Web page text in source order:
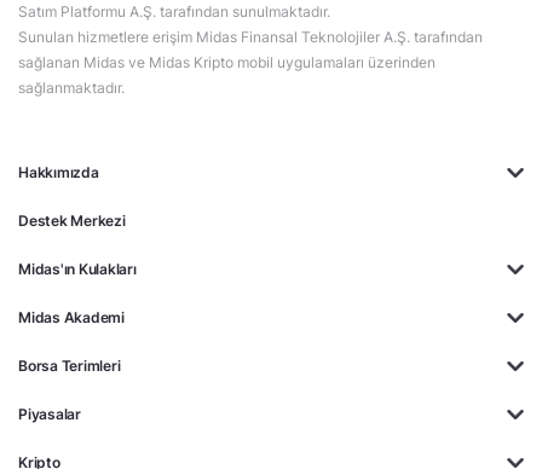
Hakkımızda
Destek Merkezi
Midas'ın Kulakları
Midas Akademi
Borsa Terimleri
Piyasalar
Kripto
Satım Platformu A.Ş. tarafından sunulmaktadır.
Sunulan hizmetlere erişim Midas Finansal Teknolojiler A.Ş. tarafından
sağlanan Midas ve Midas Kripto mobil uygulamaları üzerinden
sağlanmaktadır.